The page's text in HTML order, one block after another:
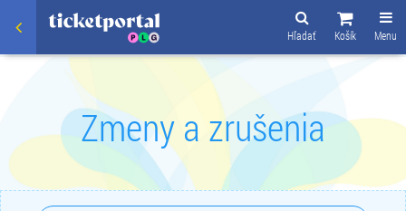
Menu
Košík
Hľadať
Zmeny a zrušenia